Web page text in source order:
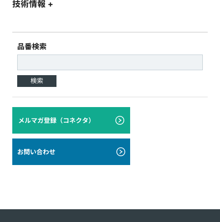
技術情報 +
品番検索
検索
メルマガ登録（コネクタ）
お問い合わせ